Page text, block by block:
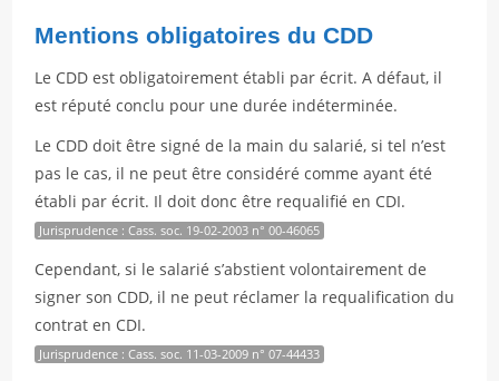
Mentions obligatoires du CDD
Le CDD est obligatoirement établi par écrit. A défaut, il
est réputé conclu pour une durée indéterminée.
Le CDD doit être signé de la main du salarié, si tel n’est
pas le cas, il ne peut être considéré comme ayant été
établi par écrit. Il doit donc être requalifié en CDI.
Jurisprudence : Cass. soc. 19-02-2003 n° 00-46065
Cependant, si le salarié s’abstient volontairement de
signer son CDD, il ne peut réclamer la requalification du
contrat en CDI.
Jurisprudence : Cass. soc. 11-03-2009 n° 07-44433